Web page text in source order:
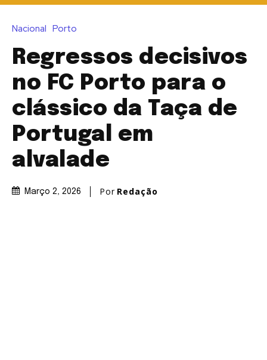
Nacional Porto
Regressos decisivos
no FC Porto para o
clássico da Taça de
Portugal em
alvalade
Março 2, 2026 Por Redação